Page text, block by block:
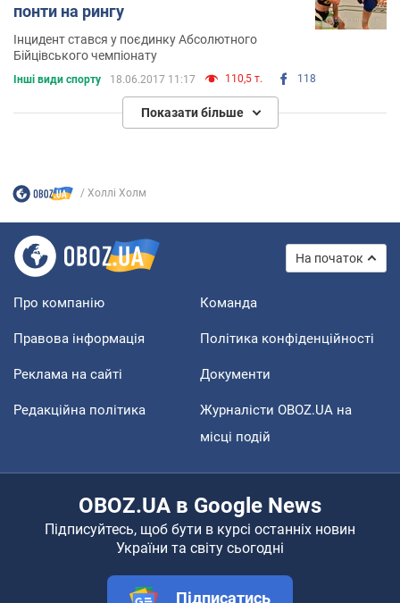
понти на рингу
Інцидент стався у поєдинку Абсолютного
Бійцівського чемпіонату
Інші види спорту 18.06.2017 11:17 110,5 т. 118
Показати більше
Холлi Холм
На початок
Про компанію Команда
Правова інформація Політика конфіденційності
Реклама на сайті Документи
Редакційна політика
Журналісти OBOZ.UA на
місці подій
OBOZ.UA в Google News
Підписуйтесь, щоб бути в курсі останніх новин
України та світу сьогодні
Підписатись